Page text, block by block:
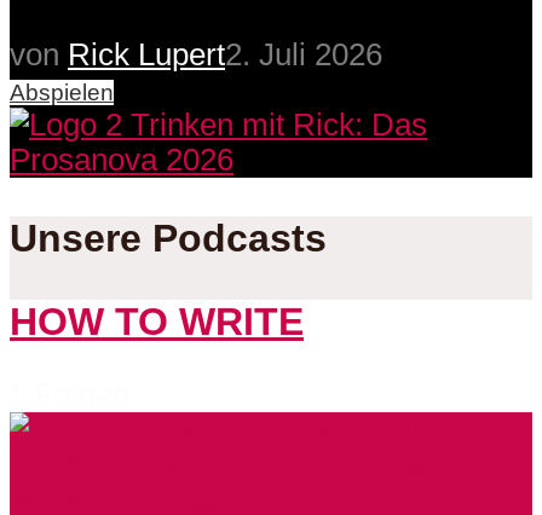
von Rick Lupert2. Juli 2026
Abspielen
Unsere Podcasts
HOW TO WRITE